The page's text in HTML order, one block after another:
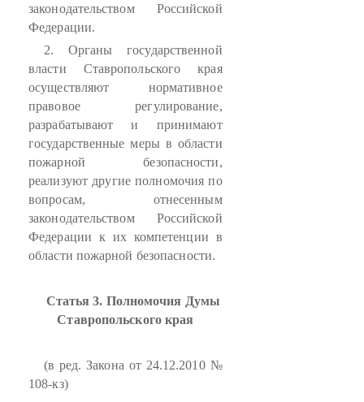
законодательством Российской
Федерации.
2. Органы государственной
власти Ставропольского края
осуществляют нормативное
правовое регулирование,
разрабатывают и принимают
государственные меры в области
пожарной безопасности,
реализуют другие полномочия по
вопросам, отнесенным
законодательством Российской
Федерации к их компетенции в
области пожарной безопасности.
Статья 3. Полномочия Думы
Ставропольского края
(в ред. Закона от 24.12.2010 №
108-кз)